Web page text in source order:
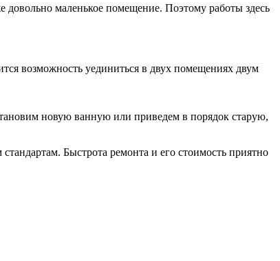
довольно маленькое помещение. Поэтому работы здесь
возможность уединиться в двух помещениях двум
новую ванную или приведем в порядок старую,
Быстрота ремонта и его стоимость приятно